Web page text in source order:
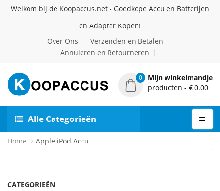
Welkom bij de Koopaccus.net - Goedkope Accu en Batterijen
en Adapter Kopen!
Over Ons
Verzenden en Betalen
Annuleren en Retourneren
0
Mijn winkelmandje
producten - € 0.00
Alle Categorieën
Home Apple iPod Accu
CATEGORIEËN